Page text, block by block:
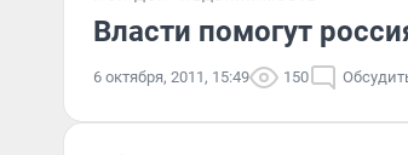
Власти помогут
6 октября, 2011, 15:49 150